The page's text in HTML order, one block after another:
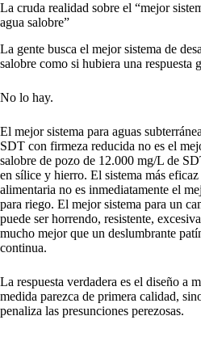
La cruda realidad sobre el “mejor
agua salobre”
La gente busca el mejor sistema de
salobre como si hubiera una respuesta
No lo hay.
El mejor sistema para aguas
SDT con firmeza reducida no es el
salobre de pozo de 12.000 mg/L de
en sílice y hierro. El sistema más eficaz
alimentaria no es inmediatamente el
para riego. El mejor sistema para un
puede ser horrendo, resistente,
mucho mejor que un deslumbrante
continua.
La respuesta verdadera es el diseño a
medida parezca de primera calidad,
penaliza las presunciones perezosas.